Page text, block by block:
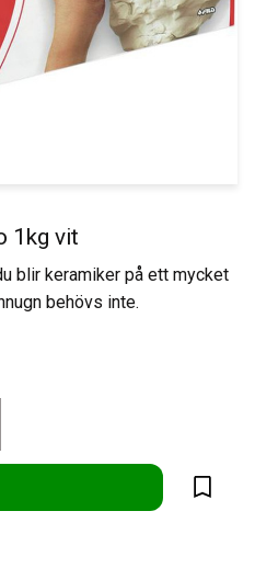
1kg vit
blir keramiker på ett mycket
behövs inte.
Lägg